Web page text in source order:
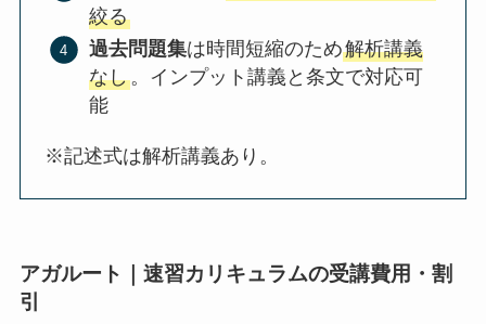
絞る
過去問題集は時間短縮のため解析講義
なし。インプット講義と条文で対応可
能
※記述式は解析講義あり。
アガルート｜速習カリキュラムの受講費用・割
引